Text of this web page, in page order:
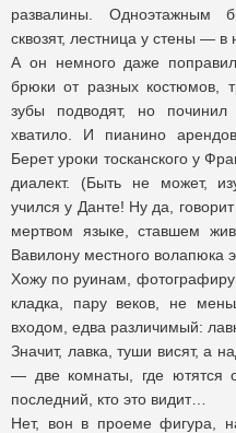
развалины. Одноэтажным
сквозят, лестница у стены — в
А он немного даже
брюки от разных костюмов,
зубы подводят, но
хватило. И пианино
Берет уроки тосканского у
диалект. (Быть не может,
учился у Данте! Ну да,
мертвом языке, ставшем
Вавилону местного волапюка
Хожу по руинам,
кладка, пару веков, не
входом, едва различимый:
Значит, лавка, туши висят, а
— две комнаты, где ютятся
последний, кто это видит…
Нет, вон в проеме фигура,